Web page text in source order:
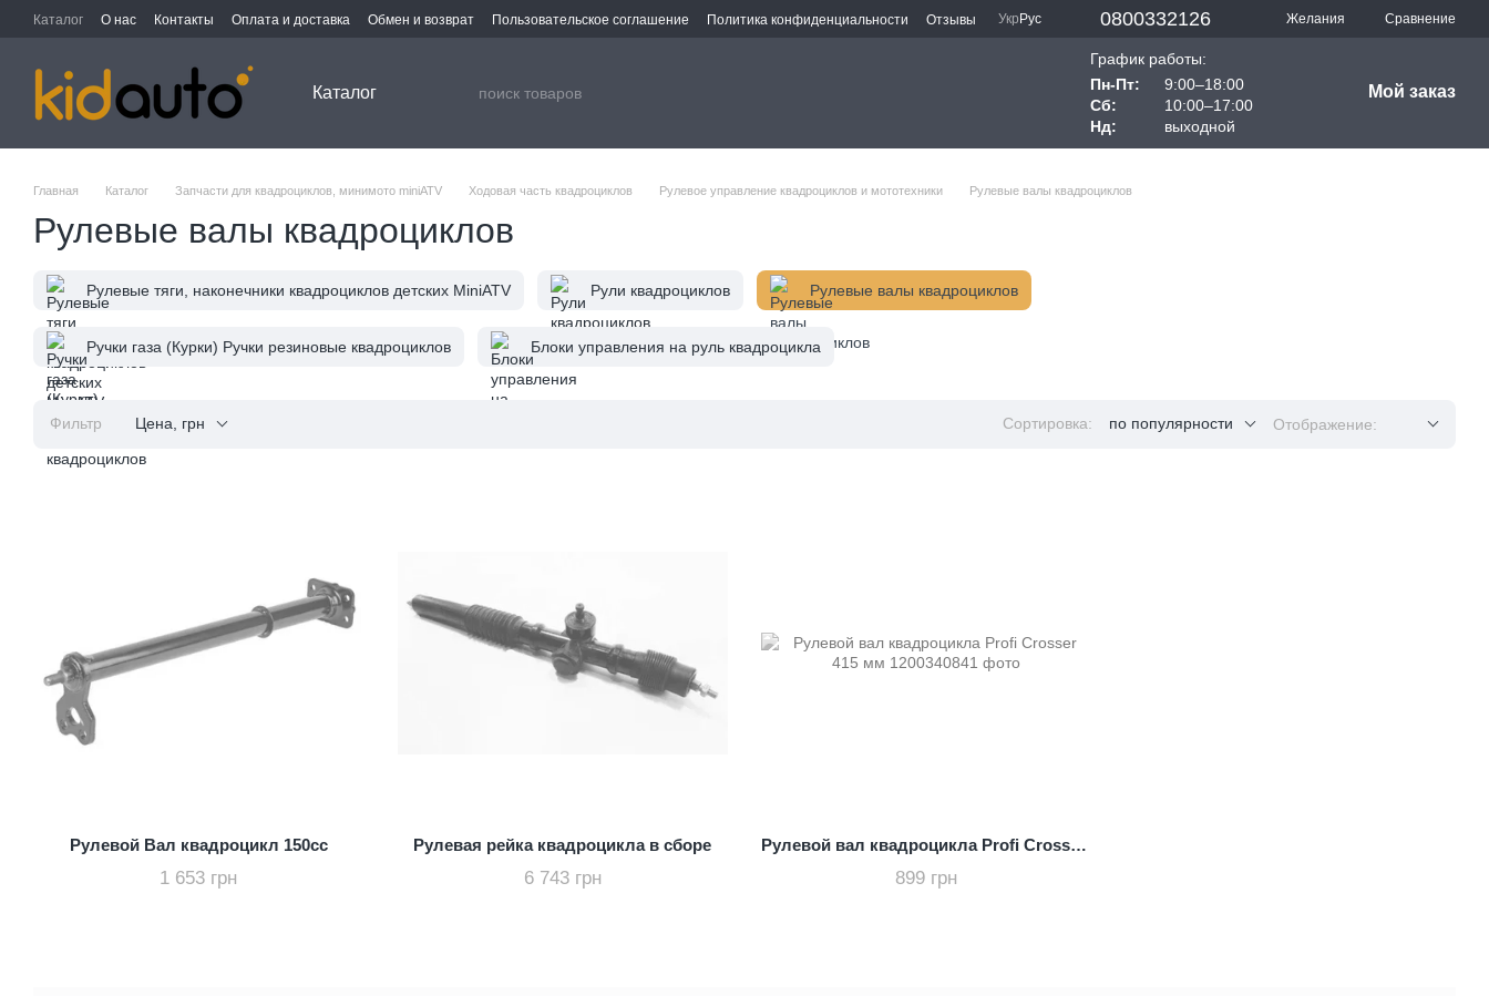
Перейти к основному контенту
Каталог О нас Контакты Оплата и доставка Обмен и возврат Пользовательское соглашение Политика конфиденциальности Отзывы Укр Рус 0800332126 Желания Сравнение
Каталог
График работы:
Пн-Пт:
9:00–18:00
Сб:
10:00–17:00
Нд:
выходной
Мой заказ
Главная Каталог Запчасти для квадроциклов, минимото miniATV Ходовая часть квадроциклов Рулевое управление квадроциклов и мототехники Рулевые валы квадроциклов
Рулевые валы квадроциклов
Рулевые тяги, наконечники квадроциклов детских MiniATV Рули квадроциклов Рулевые валы квадроциклов
Ручки газа (Курки) Ручки резиновые квадроциклов Блоки управления на руль квадроцикла
Фильтр Цена, грн Сортировка: по популярности Отображение:
Рулевой Вал квадроцикл 150cc
1 653 грн
Рулевая рейка квадроцикла в сборе
6 743 грн
Рулевой вал квадроцикла Profi Crosser 415 мм
899 грн